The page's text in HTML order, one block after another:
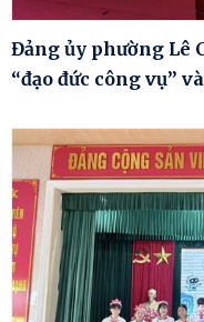
Đảng ủy phường Lê
“đạo đức công vụ”